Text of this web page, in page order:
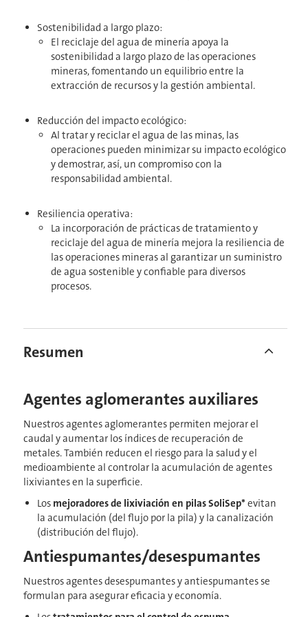
Sostenibilidad a largo plazo:
El reciclaje del agua de minería apoya la
sostenibilidad a largo plazo de las operaciones
mineras, fomentando un equilibrio entre la
extracción de recursos y la gestión ambiental.
Reducción del impacto ecológico:
Al tratar y reciclar el agua de las minas, las
operaciones pueden minimizar su impacto ecológico
y demostrar, así, un compromiso con la
responsabilidad ambiental.
Resiliencia operativa:
La incorporación de prácticas de tratamiento y
reciclaje del agua de minería mejora la resiliencia de
las operaciones mineras al garantizar un suministro
de agua sostenible y confiable para diversos
procesos.
Resumen
Agentes aglomerantes auxiliares
Nuestros agentes aglomerantes permiten mejorar el
caudal y aumentar los índices de recuperación de
metales. También reducen el riesgo para la salud y el
medioambiente al controlar la acumulación de agentes
lixiviantes en la superficie.
Los mejoradores de lixiviación en pilas SoliSep* evitan
la acumulación (del flujo por la pila) y la canalización
(distribución del flujo).
Antiespumantes/desespumantes
Nuestros agentes desespumantes y antiespumantes se
formulan para asegurar eficacia y economía.